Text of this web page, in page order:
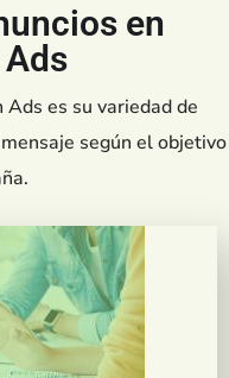
en
es su variedad de
según el objetivo
que aparecen
tus potenciales